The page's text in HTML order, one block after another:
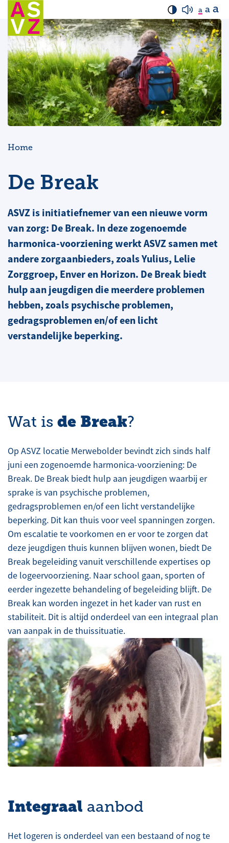
a a a
Home
De Break
ASVZ is initiatiefnemer van een nieuwe vorm
van zorg: De Break. In deze zogenoemde
harmonica-voorziening werkt ASVZ samen met
andere zorgaanbieders, zoals Yulius, Lelie
Zorggroep, Enver en Horizon. De Break biedt
hulp aan jeugdigen die meerdere problemen
hebben, zoals psychische problemen,
gedragsproblemen en/of een licht
verstandelijke beperking.
Wat is de Break?
Op ASVZ locatie Merwebolder bevindt zich sinds half
juni een zogenoemde harmonica-voorziening: De
Break. De Break biedt hulp aan jeugdigen waarbij er
sprake is van psychische problemen,
gedragsproblemen en/of een licht verstandelijke
beperking. Dit kan thuis voor veel spanningen zorgen.
Om escalatie te voorkomen en er voor te zorgen dat
deze jeugdigen thuis kunnen blijven wonen, biedt De
Break begeleiding vanuit verschillende expertises op
de logeervoorziening. Naar school gaan, sporten of
eerder ingezette behandeling of begeleiding blijft. De
Break kan worden ingezet in het kader van rust en
stabiliteit. Dit is altijd onderdeel van een integraal plan
van aanpak in de thuissituatie.
Integraal aanbod
Het logeren is onderdeel van een bestaand of nog te